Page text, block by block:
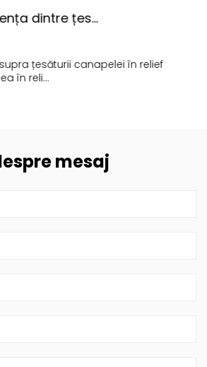
dintre țes...
țesăturii canapelei în relief
în reli...
mesaj